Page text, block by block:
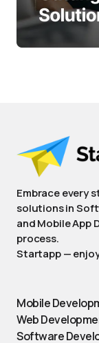
Embrace every
solutions in
and Mobile App
process.
Startapp —
Mobile
Web
Software